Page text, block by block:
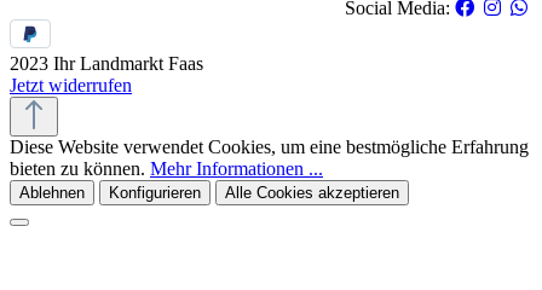
Social Media:
2023 Ihr Landmarkt Faas
Jetzt widerrufen
Diese Website verwendet Cookies, um eine bestmögliche Erfahrung
bieten zu können. Mehr Informationen ...
Ablehnen Konfigurieren Alle Cookies akzeptieren